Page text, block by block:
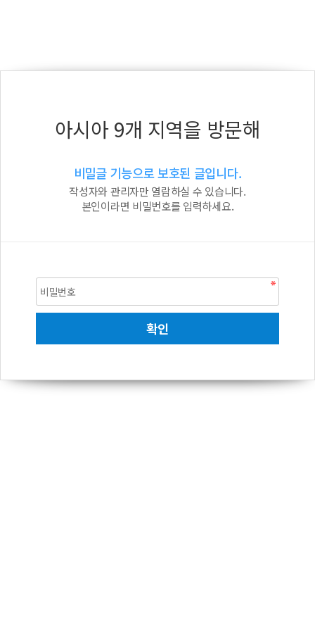
아시아 9개 지역을 방문해
비밀글 기능으로 보호된 글입니다.
작성자와 관리자만 열람하실 수 있습니다.
본인이라면 비밀번호를 입력하세요.